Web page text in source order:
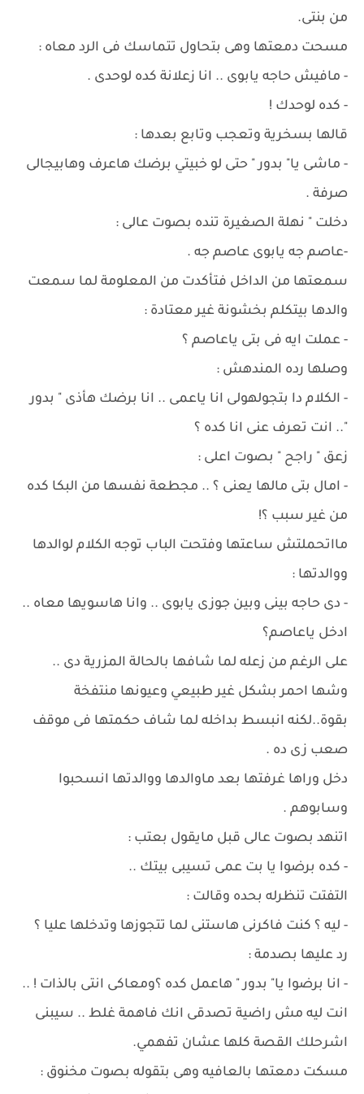
من بنتى.
مسحت دمعتها وهى بتحاول تتماسك فى الرد معاه :
- مافيش حاجه يابوى .. انا زعلانة كده لوحدى .
- كده لوحدك !
قالها بسخرية وتعجب وتابع بعدها :
- ماشى يا" بدور " حتى لو خبيتي برضك هاعرف وهابيجالى
صرفة .
دخلت " نهلة الصغيرة تنده بصوت عالى :
-عاصم جه يابوى عاصم جه .
سمعتها من الداخل فتأكدت من المعلومة لما سمعت
والدها بيتكلم بخشونة غير معتادة :
- عملت ايه فى بتى ياعاصم ؟
وصلها رده المندهش :
- الكلام دا بتجولهولى انا ياعمى .. انا برضك هأذى " بدور
".. انت تعرف عنى انا كده ؟
زعق " راجح " بصوت اعلى :
- امال بتى مالها يعنى ؟ .. مجطعة نفسها من البكا كده
من غير سبب ؟!
مااتحملتش ساعتها وفتحت الباب توجه الكلام لوالدها
ووالدتها :
- دى حاجه بينى وبين جوزى يابوى .. وانا هاسويها معاه ..
ادخل ياعاصم؟
على الرغم من زعله لما شافها بالحالة المزرية دى ..
وشها احمر بشكل غير طبيعي وعيونها منتفخة
بقوة..لكنه انبسط بداخله لما شاف حكمتها فى موقف
صعب زى ده .
دخل وراها غرفتها بعد ماوالدها ووالدتها انسحبوا
وسابوهم .
اتنهد بصوت عالى قبل مايقول بعتب :
- كده برضوا يا بت عمى تسيبى بيتك ..
التفتت تنظرله بحده وقالت :
- ليه ؟ كنت فاكرنى هاستنى لما تتجوزها وتدخلها عليا ؟
رد عليها بصدمة :
- انا برضوا يا" بدور " هاعمل كده ؟ومعاكى انتى بالذات ! ..
انت ليه مش راضية تصدقى انك فاهمة غلط .. سيبنى
اشرحلك القصة كلها عشان تفهمي.
مسكت دمعتها بالعافيه وهى بتقوله بصوت مخنوق :